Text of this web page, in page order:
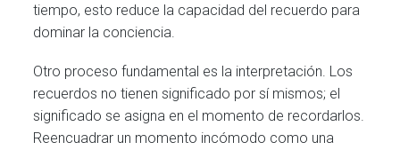
tiempo, esto reduce la capacidad del recuerdo para
dominar la conciencia.
Otro proceso fundamental es la interpretación. Los
recuerdos no tienen significado por sí mismos; el
significado se asigna en el momento de recordarlos.
Reencuadrar un momento incómodo como una